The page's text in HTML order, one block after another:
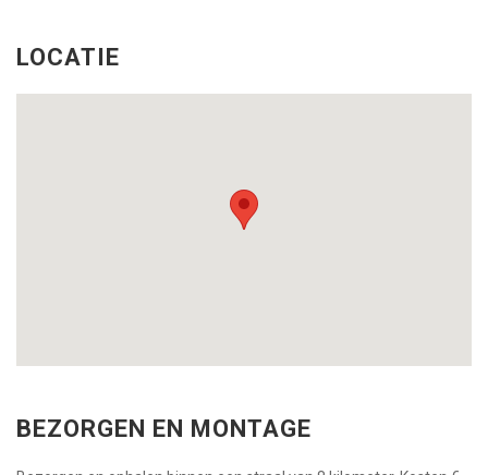
LOCATIE
BEZORGEN EN MONTAGE